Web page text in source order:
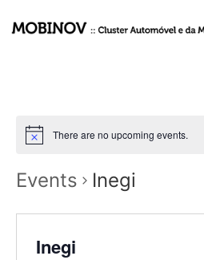
There are no upcoming events.
Events Inegi
Inegi